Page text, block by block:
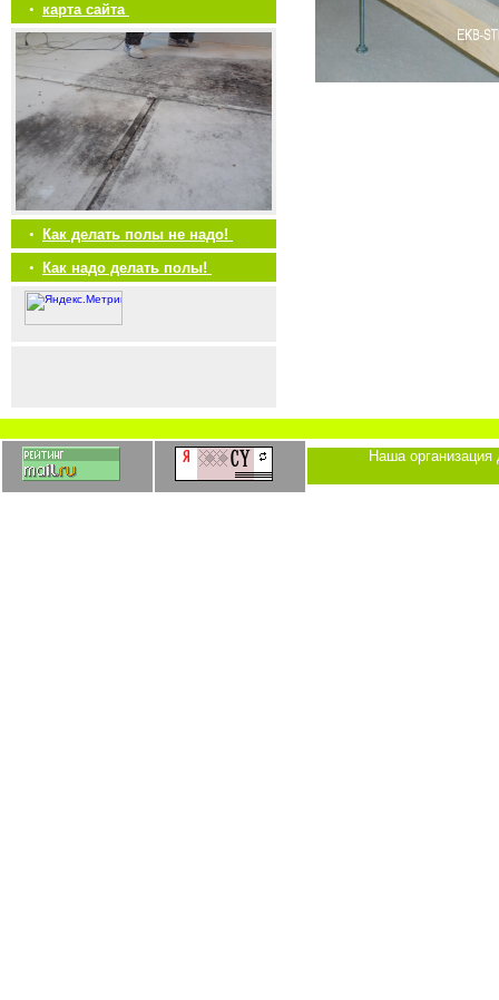
• карта сайта
•
Как делать полы не надо!
•
Как надо делать полы!
Наша